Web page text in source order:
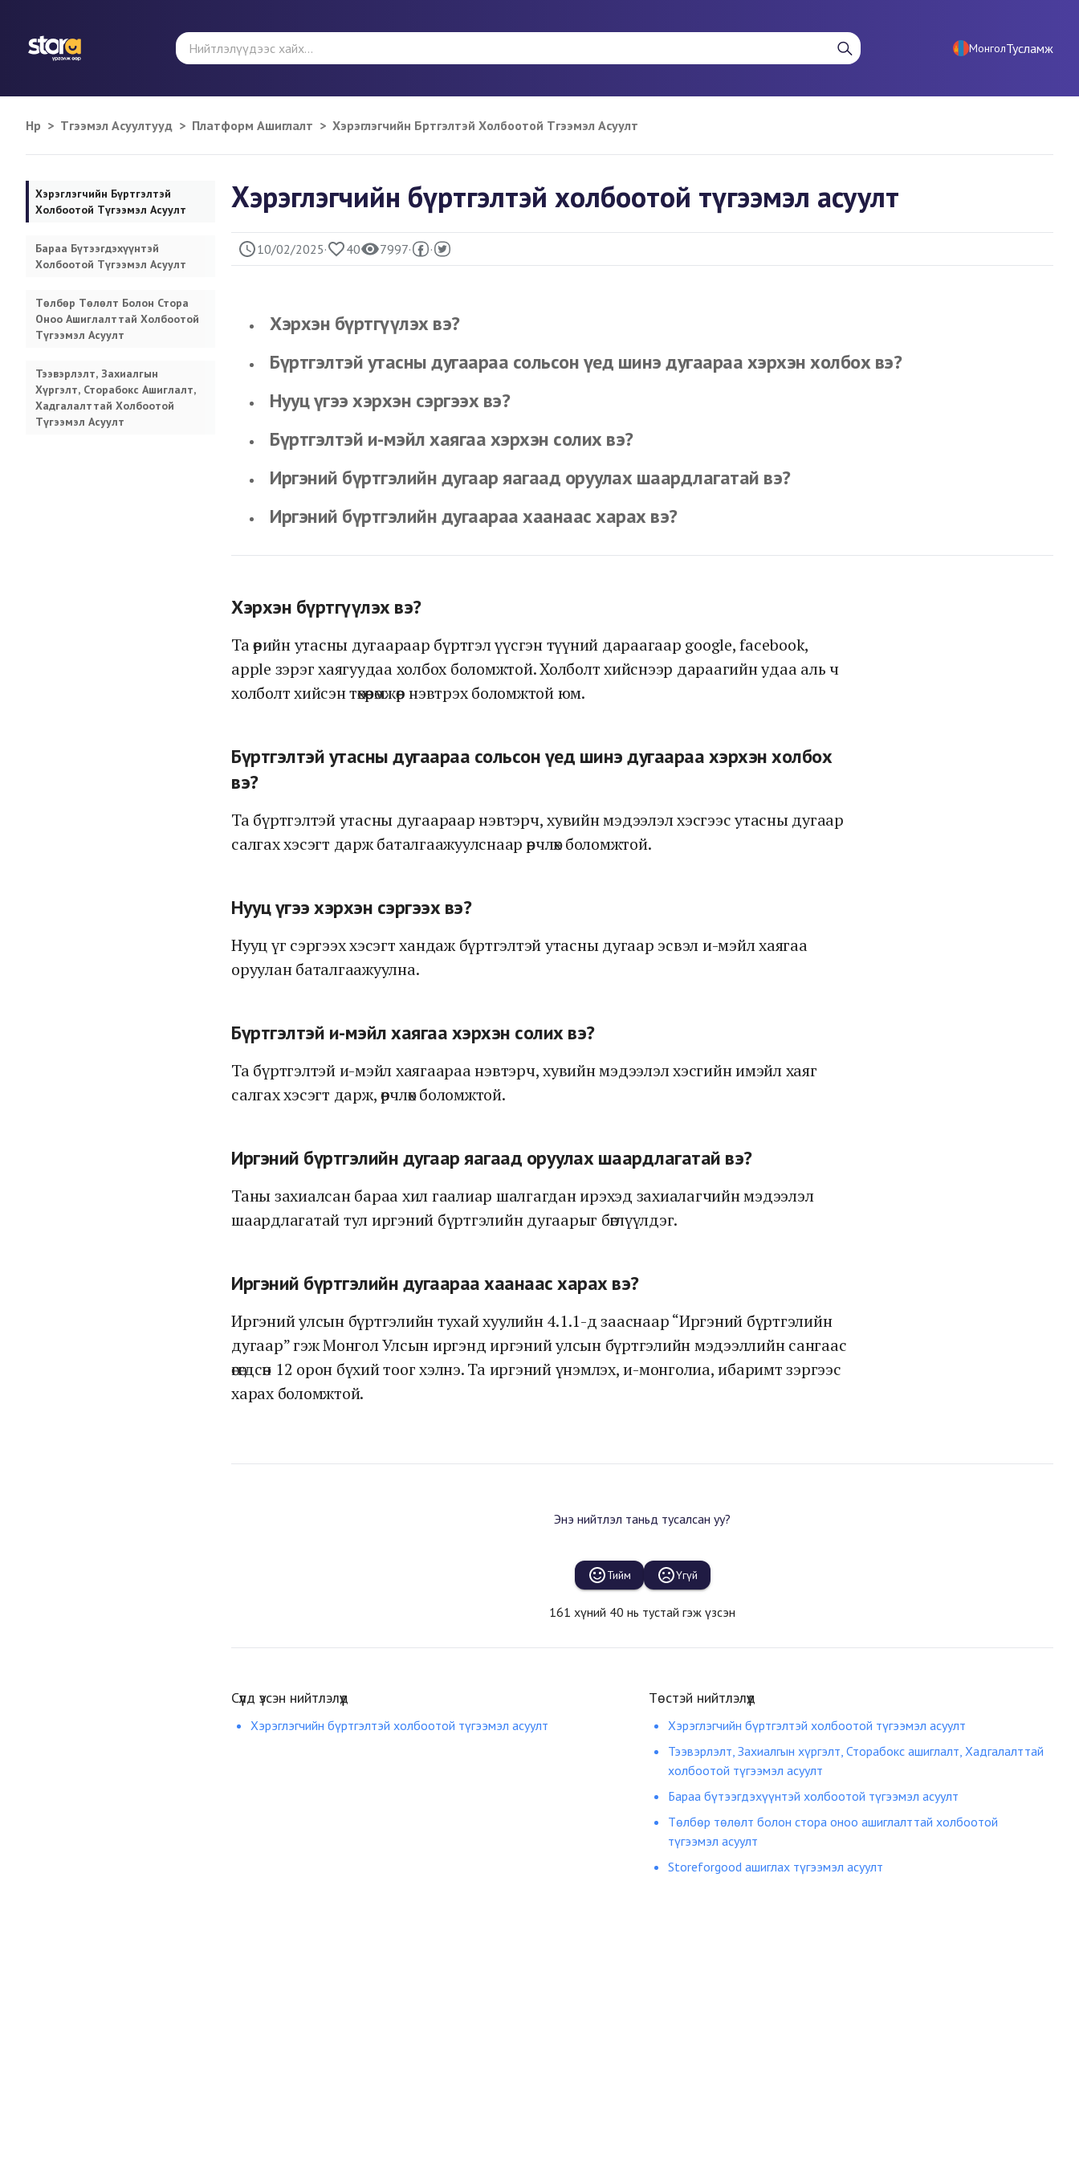
МонголТусламж
Hүүр > Түгээмэл Асуултууд > Платформ Ашиглалт > Хэрэглэгчийн Бүртгэлтэй Холбоотой Түгээмэл Асуулт
Хэрэглэгчийн Бүртгэлтэй
Холбоотой Түгээмэл Асуулт
Бараа Бүтээгдэхүүнтэй
Холбоотой Түгээмэл Асуулт
Төлбөр Төлөлт Болон Стора
Оноо Ашиглалттай Холбоотой
Түгээмэл Асуулт
Тээвэрлэлт, Захиалгын
Хүргэлт, Сторабокс Ашиглалт,
Хадгалалттай Холбоотой
Түгээмэл Асуулт
Хэрэглэгчийн бүртгэлтэй холбоотой түгээмэл асуулт
10/02/2025· 40 7997· ·
Хэрхэн бүртгүүлэх вэ?
Бүртгэлтэй утасны дугаараа сольсон үед шинэ дугаараа хэрхэн холбох вэ?
Нууц үгээ хэрхэн сэргээх вэ?
Бүртгэлтэй и-мэйл хаягаа хэрхэн солих вэ?
Иргэний бүртгэлийн дугаар яагаад оруулах шаардлагатай вэ?
Иргэний бүртгэлийн дугаараа хаанаас харах вэ?
Хэрхэн бүртгүүлэх вэ?
Та өөрийн утасны дугаараар бүртгэл үүсгэн түүний дараагаар google, facebook,
apple зэрэг хаягуудаа холбох боломжтой. Холболт хийснээр дараагийн удаа аль ч
холболт хийсэн төхөөрөмжөөр нэвтрэх боломжтой юм.
Бүртгэлтэй утасны дугаараа сольсон үед шинэ дугаараа хэрхэн холбох
вэ?
Та бүртгэлтэй утасны дугаараар нэвтэрч, хувийн мэдээлэл хэсгээс утасны дугаар
салгах хэсэгт дарж баталгаажуулснаар өөрчлөх боломжтой.
Нууц үгээ хэрхэн сэргээх вэ?
Нууц үг сэргээх хэсэгт хандаж бүртгэлтэй утасны дугаар эсвэл и-мэйл хаягаа
оруулан баталгаажуулна.
Бүртгэлтэй и-мэйл хаягаа хэрхэн солих вэ?
Та бүртгэлтэй и-мэйл хаягаараа нэвтэрч, хувийн мэдээлэл хэсгийн имэйл хаяг
салгах хэсэгт дарж, өөрчлөх боломжтой.
Иргэний бүртгэлийн дугаар яагаад оруулах шаардлагатай вэ?
Таны захиалсан бараа хил гаалиар шалгагдан ирэхэд захиалагчийн мэдээлэл
шаардлагатай тул иргэний бүртгэлийн дугаарыг бөглүүлдэг.
Иргэний бүртгэлийн дугаараа хаанаас харах вэ?
Иргэний улсын бүртгэлийн тухай хуулийн 4.1.1-д зааснаар “Иргэний бүртгэлийн
дугаар” гэж Монгол Улсын иргэнд иргэний улсын бүртгэлийн мэдээллийн сангаас
өгөгдсөн 12 орон бүхий тоог хэлнэ. Та иргэний үнэмлэх, и-монголиа, ибаримт зэргээс
харах боломжтой.
Энэ нийтлэл таньд тусалсан уу?
Тийм Үгүй
161 хүний 40 нь тустай гэж үзсэн
Сүүлд үзсэн нийтлэлүүд
Хэрэглэгчийн бүртгэлтэй холбоотой түгээмэл асуулт
Төстэй нийтлэлүүд
Хэрэглэгчийн бүртгэлтэй холбоотой түгээмэл асуулт
Тээвэрлэлт, Захиалгын хүргэлт, Сторабокс ашиглалт, Хадгалалттай
холбоотой түгээмэл асуулт
Бараа бүтээгдэхүүнтэй холбоотой түгээмэл асуулт
Төлбөр төлөлт болон стора оноо ашиглалттай холбоотой
түгээмэл асуулт
Storeforgood ашиглах түгээмэл асуулт